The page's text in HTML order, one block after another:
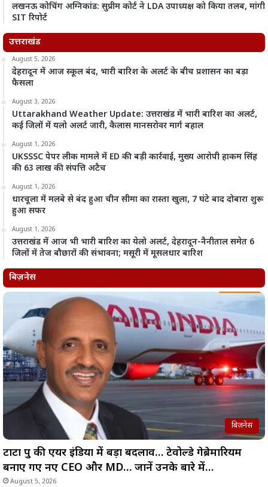
लखनऊ कोचिंग अग्निकांड: सुप्रीम कोर्ट ने LDA उपाध्यक्ष को किया तलब, मांगी
SIT रिपोर्ट
उत्तराखंड
August 5, 2026
देहरादून में आज स्कूल बंद, भारी बारिश के अलर्ट के बीच प्रशासन का बड़ा
फैसला
August 3, 2026
Uttarakhand Weather Update: उत्तराखंड में भारी बारिश का अलर्ट,
कई जिलों में यलो अलर्ट जारी, कैलास मानसरोवर मार्ग बहाल
August 1, 2026
UKSSSC पेपर लीक मामले में ED की बड़ी कार्रवाई, मुख्य आरोपी हाकम सिंह
की 63 लाख की संपत्ति अटैच
August 1, 2026
धारचूला में मलबे से बंद हुआ चीन सीमा का रास्ता खुला, 7 घंटे बाद दोबारा शुरू
हुआ सफर
August 1, 2026
उत्तराखंड में आज भी भारी बारिश का येलो अलर्ट, देहरादून-नैनीताल समेत 6
जिलों में तेज बौछारों की संभावना; मसूरी में मूसलधार बारिश
बिज़नेस
बिज़नेस
टाटा ग्रुप की एयर इंडिया में बड़ा बदलाव… टेवोल्डे गेब्रेमारियम
बनाए गए नए CEO और MD… जानें उनके बारे में…
August 5, 2026